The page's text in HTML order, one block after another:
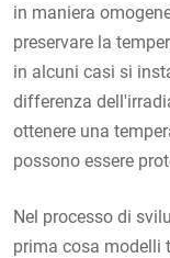
in maniera
preservare la
in alcuni casi si
differenza
ottenere una
possono essere
Nel processo di
prima cosa modelli